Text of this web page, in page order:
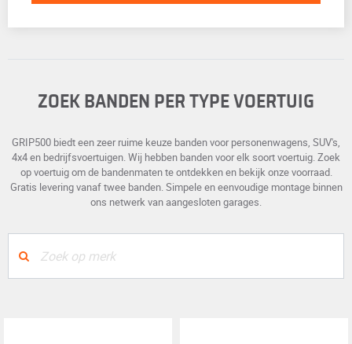
ZOEK BANDEN PER TYPE VOERTUIG
GRIP500 biedt een zeer ruime keuze banden voor personenwagens, SUV's,
4x4 en bedrijfsvoertuigen. Wij hebben banden voor elk soort voertuig. Zoek
op voertuig om de bandenmaten te ontdekken en bekijk onze voorraad.
Gratis levering vanaf twee banden. Simpele en eenvoudige montage binnen
ons netwerk van aangesloten garages.